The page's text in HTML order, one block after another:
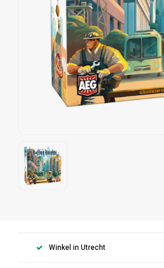
Winkel in Utrecht